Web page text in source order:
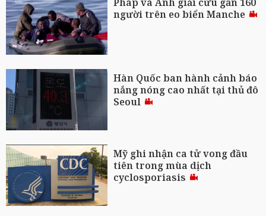
Pháp và Anh giải cứu gần 160
người trên eo biển Manche
Hàn Quốc ban hành cảnh báo
nắng nóng cao nhất tại thủ đô
Seoul
Mỹ ghi nhận ca tử vong đầu
tiên trong mùa dịch
cyclosporiasis